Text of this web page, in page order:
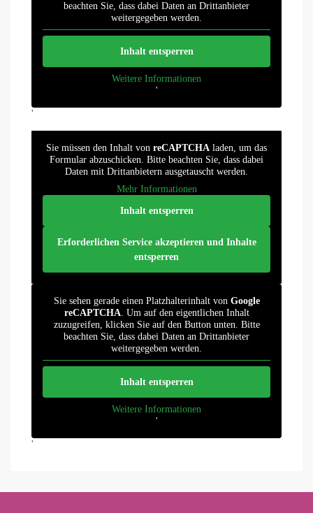
beachten Sie, dass dabei Daten an Drittanbieter
weitergegeben werden.
Inhalt entsperren
Weitere Informationen
'
'
Sie müssen den Inhalt von reCAPTCHA laden, um das
Formular abzuschicken. Bitte beachten Sie, dass dabei
Daten mit Drittanbietern ausgetauscht werden.
Mehr Informationen
Inhalt entsperren
Erforderlichen Service akzeptieren und Inhalte
entsperren
Sie sehen gerade einen Platzhalterinhalt von Google
reCAPTCHA. Um auf den eigentlichen Inhalt
zuzugreifen, klicken Sie auf den Button unten. Bitte
beachten Sie, dass dabei Daten an Drittanbieter
weitergegeben werden.
Inhalt entsperren
Weitere Informationen
'
'